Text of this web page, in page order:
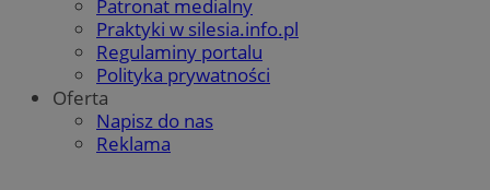
Patronat medialny
Praktyki w silesia.info.pl
Regulaminy portalu
Polityka prywatności
Oferta
Napisz do nas
Reklama
QeSessID orzesze.com.pl